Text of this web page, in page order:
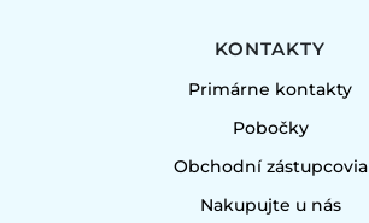
KONTAKTY
Primárne kontakty
Pobočky
Obchodní zástupcovia
Nakupujte u nás